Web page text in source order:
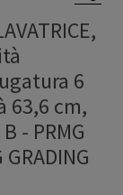
6
63,6 cm,
- PRMG
GRADING